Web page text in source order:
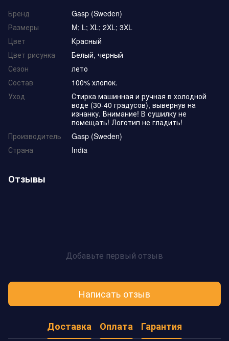
Бренд
Gasp (Sweden)
Размеры
M; L; XL; 2XL; 3XL
Цвет
Красный
Цвет рисунка
Белый, черный
Сезон
лето
Состав
100% хлопок.
Уход
Стирка машинная и ручная в холодной
воде (30-40 градусов), вывернув на
изнанку. Внимание! В сушилку не
помещать! Логотип не гладить!
Производитель
Gasp (Sweden)
Страна
India
Отзывы
Добавьте первый отзыв
Написать отзыв
Доставка Оплата Гарантия